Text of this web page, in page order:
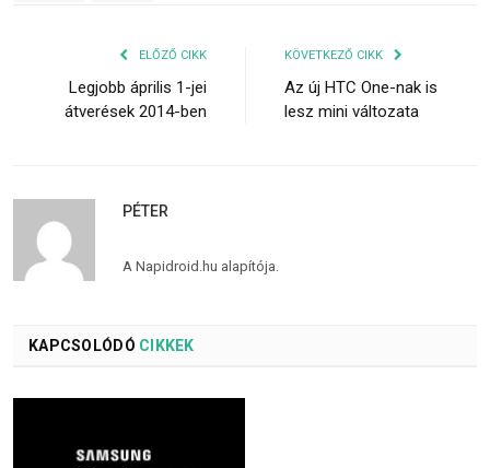
ELŐZŐ CIKK
Legjobb április 1-jei
átverések 2014-ben
KÖVETKEZŐ CIKK
Az új HTC One-nak is
lesz mini változata
PÉTER
A Napidroid.hu alapítója.
KAPCSOLÓDÓ CIKKEK